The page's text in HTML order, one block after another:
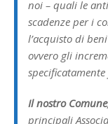
noi – quali le
scadenze per i
l’acquisto di
ovvero gli
Il nostro Comune
principali